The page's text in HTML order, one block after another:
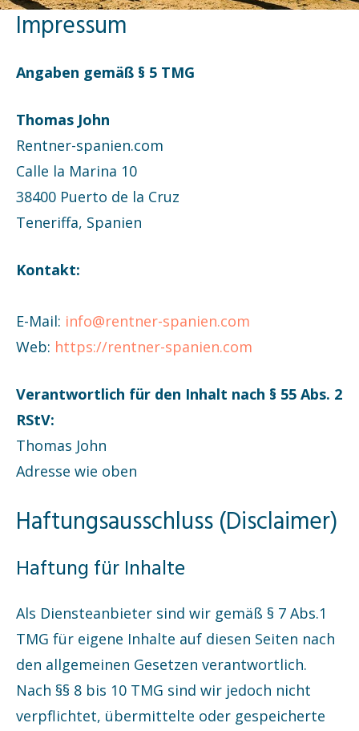
Impressum
Angaben gemäß § 5 TMG
Thomas John
Rentner-spanien.com
Calle la Marina 10
38400 Puerto de la Cruz
Teneriffa, Spanien
Kontakt:
E-Mail: info@rentner-spanien.com
Web: https://rentner-spanien.com
Verantwortlich für den Inhalt nach § 55 Abs. 2
RStV:
Thomas John
Adresse wie oben
Haftungsausschluss (Disclaimer)
Haftung für Inhalte
Als Diensteanbieter sind wir gemäß § 7 Abs.1
TMG für eigene Inhalte auf diesen Seiten nach
den allgemeinen Gesetzen verantwortlich.
Nach §§ 8 bis 10 TMG sind wir jedoch nicht
verpflichtet, übermittelte oder gespeicherte